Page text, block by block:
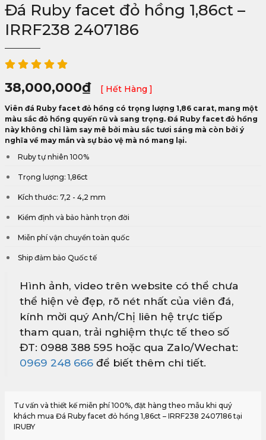
Đá Ruby facet đỏ hồng 1,86ct –
IRRF238 2407186
38,000,000₫ [ Hết Hàng ]
Viên đá Ruby facet đỏ hồng có trọng lượng 1,86 carat, mang một
màu sắc đỏ hồng quyến rũ và sang trọng. Đá Ruby facet đỏ hồng
này không chỉ làm say mê bởi màu sắc tươi sáng mà còn bởi ý
nghĩa về may mắn và sự bảo vệ mà nó mang lại.
Ruby tự nhiên 100%
Trọng lượng: 1,86ct
Kích thước: 7,2 - 4,2 mm
Kiểm định và bảo hành trọn đời
Miễn phí vận chuyển toàn quốc
Ship đảm bảo Quốc tế
Hình ảnh, video trên website có thể chưa
thể hiện vẻ đẹp, rõ nét nhất của viên đá,
kính mời quý Anh/Chị liên hệ trực tiếp
tham quan, trải nghiệm thực tế theo số
ĐT: 0988 388 595 hoặc qua Zalo/Wechat:
0969 248 666 để biết thêm chi tiết.
Tư vấn và thiết kế miễn phí 100%, đặt hàng theo mẫu khi quý
khách mua Đá Ruby facet đỏ hồng 1,86ct – IRRF238 2407186 tại
IRUBY